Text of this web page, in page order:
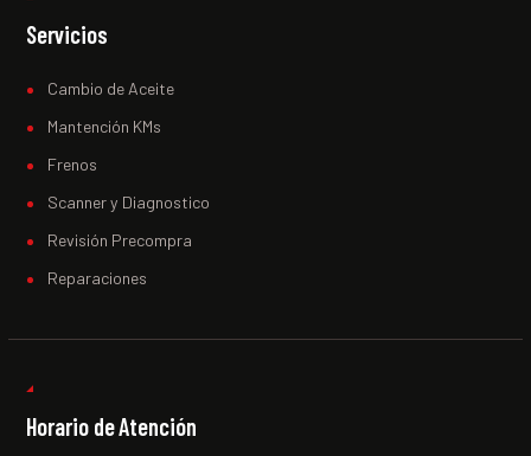
Servicios
Cambio de Aceite
Mantención KMs
Frenos
Scanner y Diagnostico
Revisión Precompra
Reparaciones
Horario de Atención